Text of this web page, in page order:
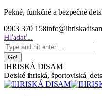
Skip
content
Pekné, funkčné a bezpečné
0903 370 158
Search:
Hľadať...
IHRISKÁ DISAM
Detské ihriská, športoviská,